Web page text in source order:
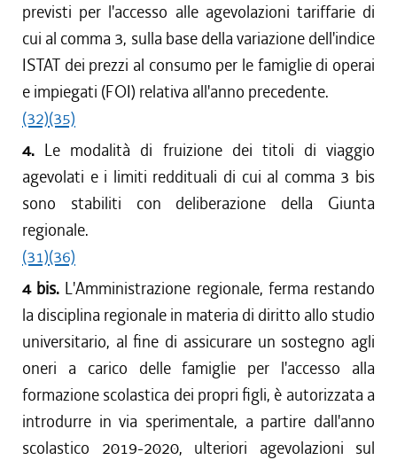
previsti per l'accesso alle agevolazioni tariffarie di
cui al comma 3, sulla base della variazione dell'indice
ISTAT dei prezzi al consumo per le famiglie di operai
e impiegati (FOI) relativa all'anno precedente.
(32)(35)
4. Le modalità di fruizione dei titoli di viaggio
agevolati e i limiti reddituali di cui al comma 3 bis
sono stabiliti con deliberazione della Giunta
regionale.
(31)(36)
4 bis. L'Amministrazione regionale, ferma restando
la disciplina regionale in materia di diritto allo studio
universitario, al fine di assicurare un sostegno agli
oneri a carico delle famiglie per l'accesso alla
formazione scolastica dei propri figli, è autorizzata a
introdurre in via sperimentale, a partire dall'anno
scolastico 2019-2020, ulteriori agevolazioni sul